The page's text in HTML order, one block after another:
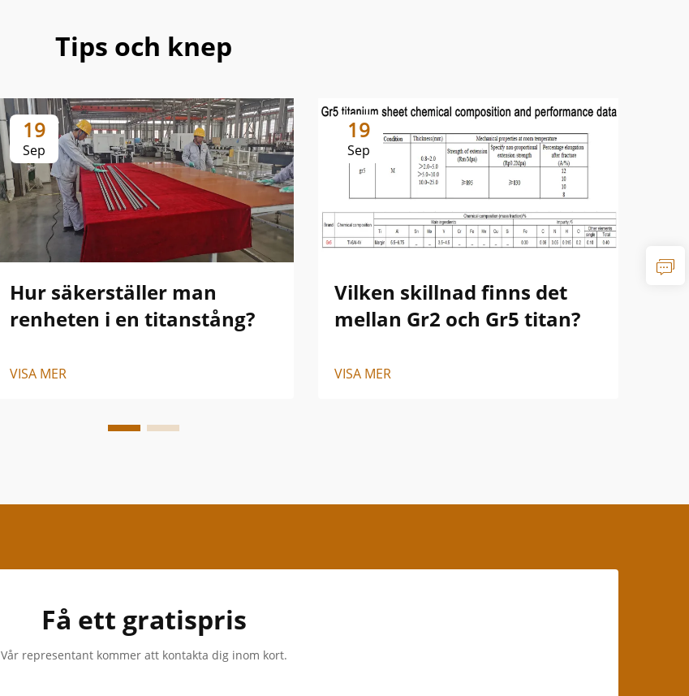
Tips och knep
19
Sep
Hur säkerställer man
renheten i en titanstång?
VISA MER
19
Sep
Vilken skillnad finns det
mellan Gr2 och Gr5 titan?
VISA MER
Få ett gratispris
Vår representant kommer att kontakta dig inom kort.